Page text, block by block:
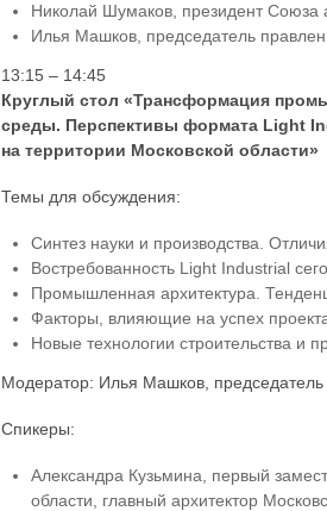
Николай Шумаков, президент Союза
Илья Машков, председатель
13:15 – 14:45
Круглый стол «Трансформация
среды. Перспективы формата Light
на территории Московской области»
Темы для обсуждения:
Синтез науки и производства.
Востребованность Light Industrial
Промышленная архитектура.
Факторы, влияющие на успех
Новые технологии строительства и
Модератор: Илья Машков, председатель
Спикеры:
Александра Кузьмина, первый
области, главный архитектор